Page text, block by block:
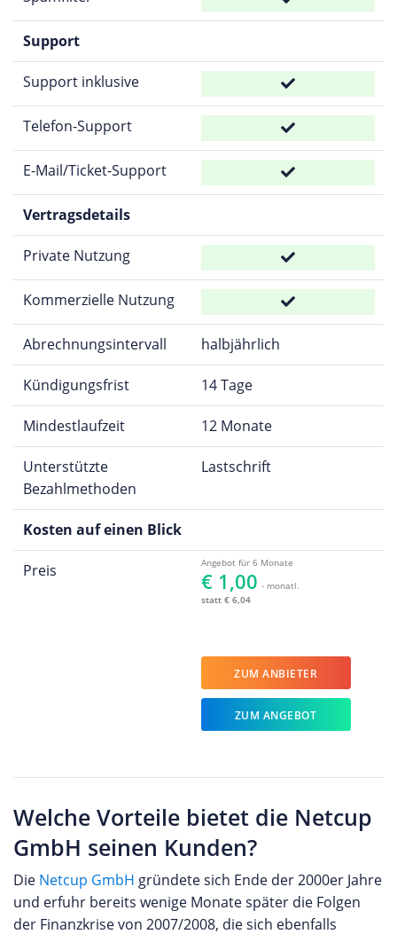
Support
Support inklusive
Telefon-Support
E-Mail/Ticket-Support
Vertragsdetails
Private Nutzung
Kommerzielle Nutzung
Abrechnungsintervall halbjährlich
Kündigungsfrist 14 Tage
Mindestlaufzeit 12 Monate
Unterstützte
Bezahlmethoden
Lastschrift
Kosten auf einen Blick
Preis Angebot für 6 Monate
€ 1,00 - monatl.
statt € 6,04
ZUM ANBIETER
ZUM ANGEBOT
Welche Vorteile bietet die Netcup
GmbH seinen Kunden?
Die Netcup GmbH gründete sich Ende der 2000er Jahre
und erfuhr bereits wenige Monate später die Folgen
der Finanzkrise von 2007/2008, die sich ebenfalls